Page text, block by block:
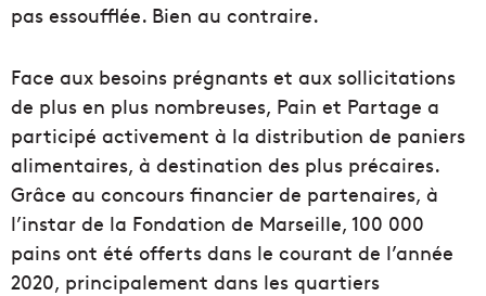
pas essoufflée. Bien au contraire.
Face aux besoins prégnants et aux sollicitations
de plus en plus nombreuses, Pain et Partage a
participé activement à la distribution de paniers
alimentaires, à destination des plus précaires.
Grâce au concours financier de partenaires, à
l’instar de la Fondation de Marseille, 100 000
pains ont été offerts dans le courant de l’année
2020, principalement dans les quartiers